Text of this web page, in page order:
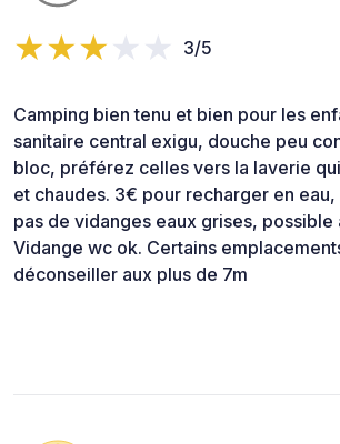
3/5
Camping bien tenu et bien pour les
sanitaire central exigu, douche peu
bloc, préférez celles vers la laverie
et chaudes. 3€ pour recharger en eau,
pas de vidanges eaux grises, possible
Vidange wc ok. Certains
déconseiller aux plus de 7m